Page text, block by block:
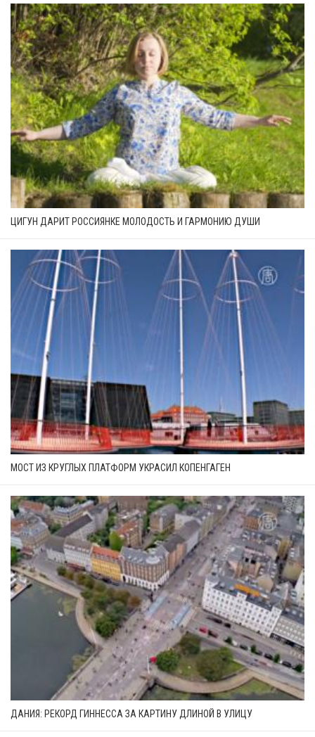
ЦИГУН ДАРИТ РОССИЯНКЕ МОЛОДОСТЬ И ГАРМОНИЮ ДУШИ
МОСТ ИЗ КРУГЛЫХ ПЛАТФОРМ УКРАСИЛ КОПЕНГАГЕН
ДАНИЯ: РЕКОРД ГИННЕССА ЗА КАРТИНУ ДЛИНОЙ В УЛИЦУ